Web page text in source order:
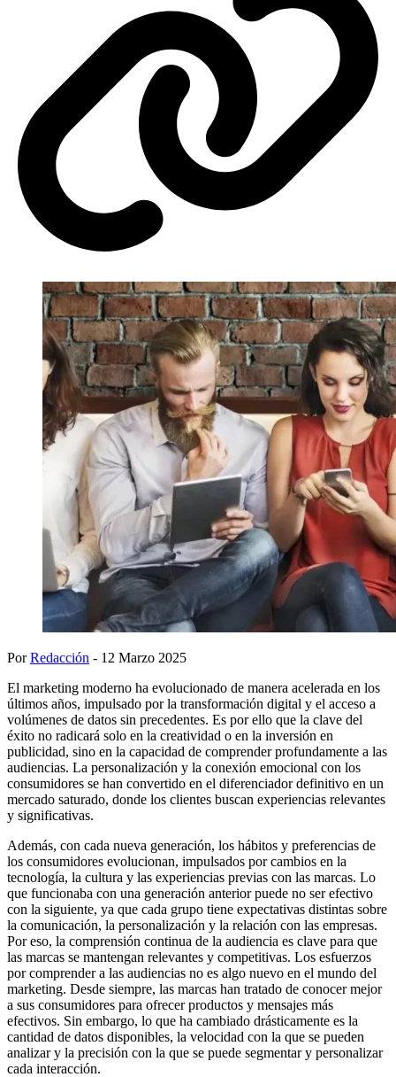
PorRedacción - 12 Marzo 2025
El marketing moderno ha evolucionado de manera acelerada en los
últimos años, impulsado por la transformación digital y el acceso a
volúmenes de datos sin precedentes. Es por ello que la clave del
éxito no radicará solo en la creatividad o en la inversión en
publicidad, sino en la capacidad de comprender profundamente a las
audiencias. La personalización y la conexión emocional con los
consumidores se han convertido en el diferenciador definitivo en un
mercado saturado, donde los clientes buscan experiencias relevantes
y significativas.
Además, con cada nueva generación, los hábitos y preferencias de
los consumidores evolucionan, impulsados por cambios en la
tecnología, la cultura y las experiencias previas con las marcas. Lo
que funcionaba con una generación anterior puede no ser efectivo
con la siguiente, ya que cada grupo tiene expectativas distintas sobre
la comunicación, la personalización y la relación con las empresas.
Por eso, la comprensión continua de la audiencia es clave para que
las marcas se mantengan relevantes y competitivas. Los esfuerzos
por comprender a las audiencias no es algo nuevo en el mundo del
marketing. Desde siempre, las marcas han tratado de conocer mejor
a sus consumidores para ofrecer productos y mensajes más
efectivos. Sin embargo, lo que ha cambiado drásticamente es la
cantidad de datos disponibles, la velocidad con la que se pueden
analizar y la precisión con la que se puede segmentar y personalizar
cada interacción.